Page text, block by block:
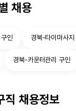
채용
인 경북-타이마사지
경북-카운터관리 구인
직 채용정보